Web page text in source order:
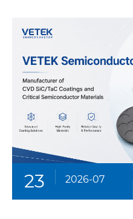
23 2026-07